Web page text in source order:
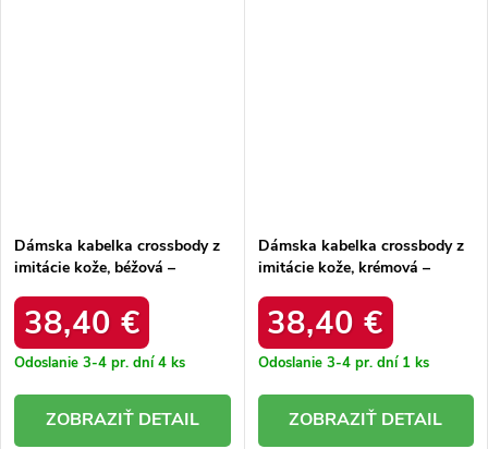
Dámska kabelka crossbody z
imitácie kože, béžová –
/ F9963 BEIGE
38,40 €
Odoslanie 3-4 pr. dní4 ks
DETAIL
Dámska kabelka crossbody z
imitácie kože, krémová –
/ F9963 ECRU
38,40 €
Odoslanie 3-4 pr. dní 1 ks
DETAIL